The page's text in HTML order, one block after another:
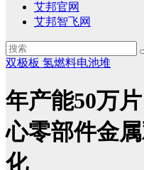
艾邦官网
艾邦智飞网
双极板 氢燃料电池堆
年产能50万
心零部件金
化